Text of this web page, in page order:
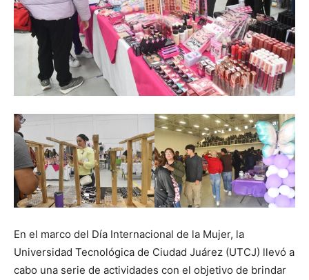
En el marco del Día Internacional de la Mujer, la
Universidad Tecnológica de Ciudad Juárez (UTCJ) llevó a
cabo una serie de actividades con el objetivo de brindar